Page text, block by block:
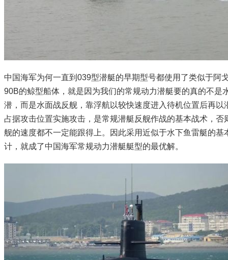
中国海军为何一直到039型潜艇的早期型号都使用了类似于阿
90B的鲸型船体，就是因为我们的常规动力潜艇要的真的不是
潜，而是水面战反舰，靠浮航以较快速度进入待机位置后再以
占据攻击位置实施攻击，是常规潜艇反舰作战的基本战术，否
舰的速度都不一定能跟得上。因此采用近似于水下鱼雷艇的基
计，就成了中国海军常规动力潜艇艇型的最优解。